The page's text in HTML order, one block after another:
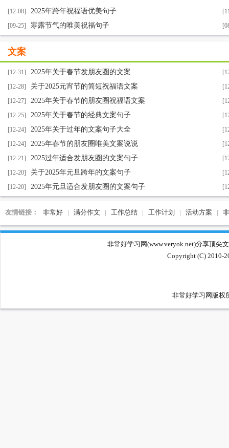
[12-08]
2025年跨年祝福语优美句子
[09-25]
寒露节气的唯美祝福句子
文案
[12-31] 2025年关于春节发朋友圈的文案
[12-28]
关于2025元宵节的简短祝福语文案
[12-27]
2025年关于春节的朋友圈祝福语文案
[12-25]
2025年关于春节的经典文案句子
[12-24]
2025年关于过年的文案句子大全
[12-24]
2025年春节的朋友圈唯美文案说说
[12-21]
2025过年适合发朋友圈的文案句子
[12-20]
关于2025年元旦跨年的文案句子
[12-20]
2025年元旦适合发朋友圈的文案句子
友情链接： 非常好 | 满分作文 | 工作总结 | 工作计划 | 活动方案 |
非常好学习网(www.veryok.net)分享顶尖
Copyright (C) 2010-
非常好学习网版